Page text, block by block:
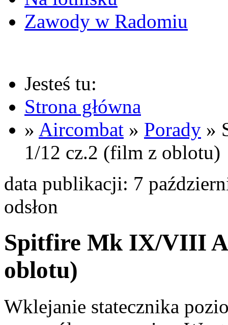
Zawody w Radomiu
Jesteś tu:
Strona główna
» Aircombat » Porady »
1/12 cz.2 (film z oblotu)
data publikacji: 7
odsłon
Spitfire Mk IX/VIII
oblotu)
Wklejanie statecznika